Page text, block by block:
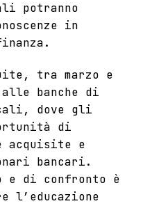
potranno
in
tra marzo e
banche di
dove gli
di
acquisite e
bancari.
e di confronto è
l’educazione